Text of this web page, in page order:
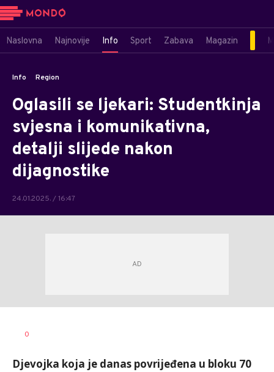
Naslovna Najnovije Info Sport Zabava Magazin
Info Region
Oglasili se ljekari: Studentkinja
svjesna i komunikativna,
detalji slijede nakon
dijagnostike
24.01.2025. / 16:47
AUTOR
0
Djevojka koja je danas povrijeđena u bloku 70